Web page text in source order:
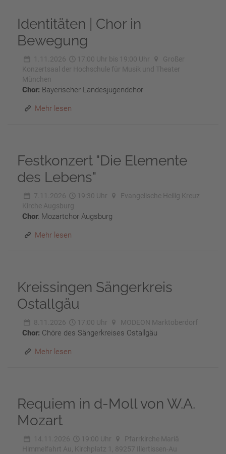
Identitäten | Chor in
Bewegung
1.11.2026 17:00 Uhr bis 19:00 Uhr
Großer
Konzertsaal der Hochschule für Musik und Theater
München
Chor: Bayerischer Landesjugendchor
Mehr lesen
Festkonzert "Die Elemente
des Lebens"
7.11.2026 19:30 Uhr
Evangelische Heilig Kreuz
Kirche Augsburg
Chor: Mozartchor Augsburg
Mehr lesen
Kreissingen Sängerkreis
Ostallgäu
8.11.2026 17:00 Uhr MODEON Marktoberdorf
Chor: Chöre des Sängerkreises Ostallgäu
Mehr lesen
Requiem in d-Moll von W.A.
Mozart
14.11.2026 19:00 Uhr
Pfarrkirche Mariä
Himmelfahrt Au, Kirchplatz 1, 89257 Illertissen-Au